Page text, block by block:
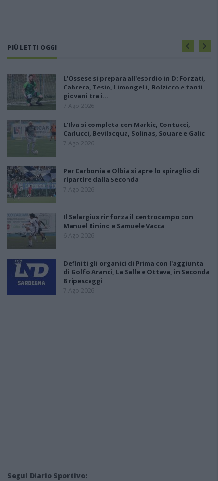
PIÙ LETTI OGGI
L'Ossese si prepara all'esordio in D: Forzati,
Cabrera, Tesio, Limongelli, Bolzicco e tanti
giovani tra i…
7 Ago 2026
L'Ilva si completa con Markic, Contucci,
Carlucci, Bevilacqua, Solinas, Souare e Galic
7 Ago 2026
Per Carbonia e Olbia si apre lo spiraglio di
ripartire dalla Seconda
7 Ago 2026
Il Selargius rinforza il centrocampo con
Manuel Rinino e Samuele Vacca
6 Ago 2026
Definiti gli organici di Prima con l'aggiunta
di Golfo Aranci, La Salle e Ottava, in Seconda
8 ripescaggi
7 Ago 2026
Segui Diario Sportivo: